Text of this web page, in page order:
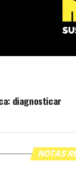
diagnosticar
NOTAS